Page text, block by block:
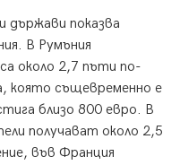
държави показва
В Румъния
около 2,7 пъти по-
която същевременно е
близо 800 евро. В
получават около 2,5
във Франция